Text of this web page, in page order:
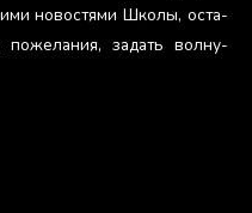
но­вос­тя­ми Шко­лы, ос­та­
за­дать вол­ну­